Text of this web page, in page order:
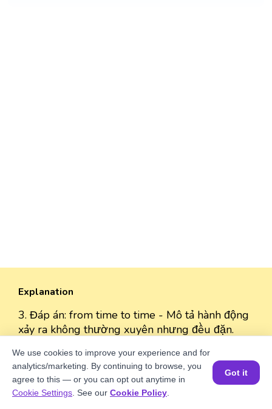
Explanation
3. Đáp án: from time to time - Mô tả hành động
xảy ra không thường xuyên nhưng đều đặn.
4 .Đáp án: hardly ever - Nhấn mạnh hành động
ăn đồ ngọt gần như không xảy ra, phù hợp với
câu nói về các dịp đặc biệt.
Đặt một buổi học MIỄN PHÍ
We use cookies to improve your experience and for
analytics/marketing. By continuing to browse, you
agree to this — or you can opt out anytime in
Cookie Settings . See our Cookie Policy
Got it